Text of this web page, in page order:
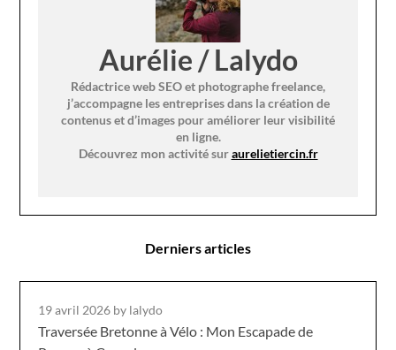
Aurélie / Lalydo
Rédactrice web SEO et photographe freelance,
j’accompagne les entreprises dans la création de
contenus et d’images pour améliorer leur visibilité
en ligne.
Découvrez mon activité suraurelietiercin.fr
Derniers articles
19 avril 2026 by lalydo
Traversée Bretonne à Vélo : Mon Escapade de